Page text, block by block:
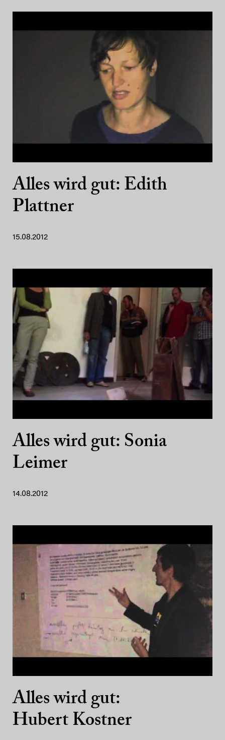
Alles wird gut: Edith
Plattner
15.08.2012
Alles wird gut: Sonia
Leimer
14.08.2012
Alles wird gut:
Hubert Kostner